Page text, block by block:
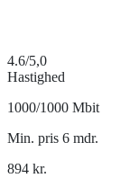
4.6/5,0
Hastighed
1000/1000 Mbit
Min. pris 6 mdr.
894 kr.